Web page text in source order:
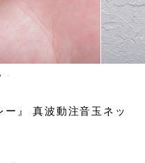
ー』 真波動注音玉ネッ